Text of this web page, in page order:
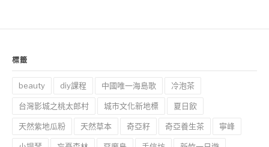
標籤
beauty diy課程 中國唯一海島歌 冷泡茶
台灣影城之桃太郎村 城市文化新地標 夏日飲
天然紫地瓜粉 天然草本 奇亞籽 奇亞養生茶 寧峰